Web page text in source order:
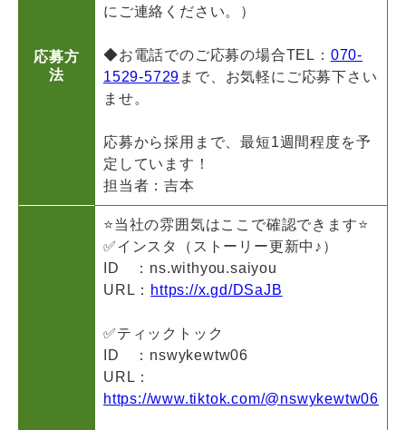
応募方
法
にご連絡ください。）
◆お電話でのご応募の場合TEL： 070-
1529-5729 まで、お気軽にご応募下さい
ませ。
応募から採用まで、最短1週間程度を予
定しています！
担当者：吉本
⭐当社の雰囲気はここで確認できます⭐
✅インスタ（ストーリー更新中♪）
ID ：ns.withyou.saiyou
URL： https://x.gd/DSaJB
✅ティックトック
ID ：nswykewtw06
URL：
https://www.tiktok.com/@nswykewtw06